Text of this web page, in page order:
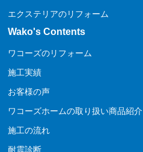
エクステリアのリフォーム
Wako's Contents
ワコーズのリフォーム
施工実績
お客様の声
ワコーズホームの取り扱い商品紹介
施工の流れ
耐震診断